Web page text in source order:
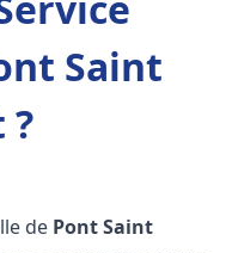
Saint
?
de Pont Saint